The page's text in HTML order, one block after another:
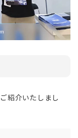
紹介いたしまし